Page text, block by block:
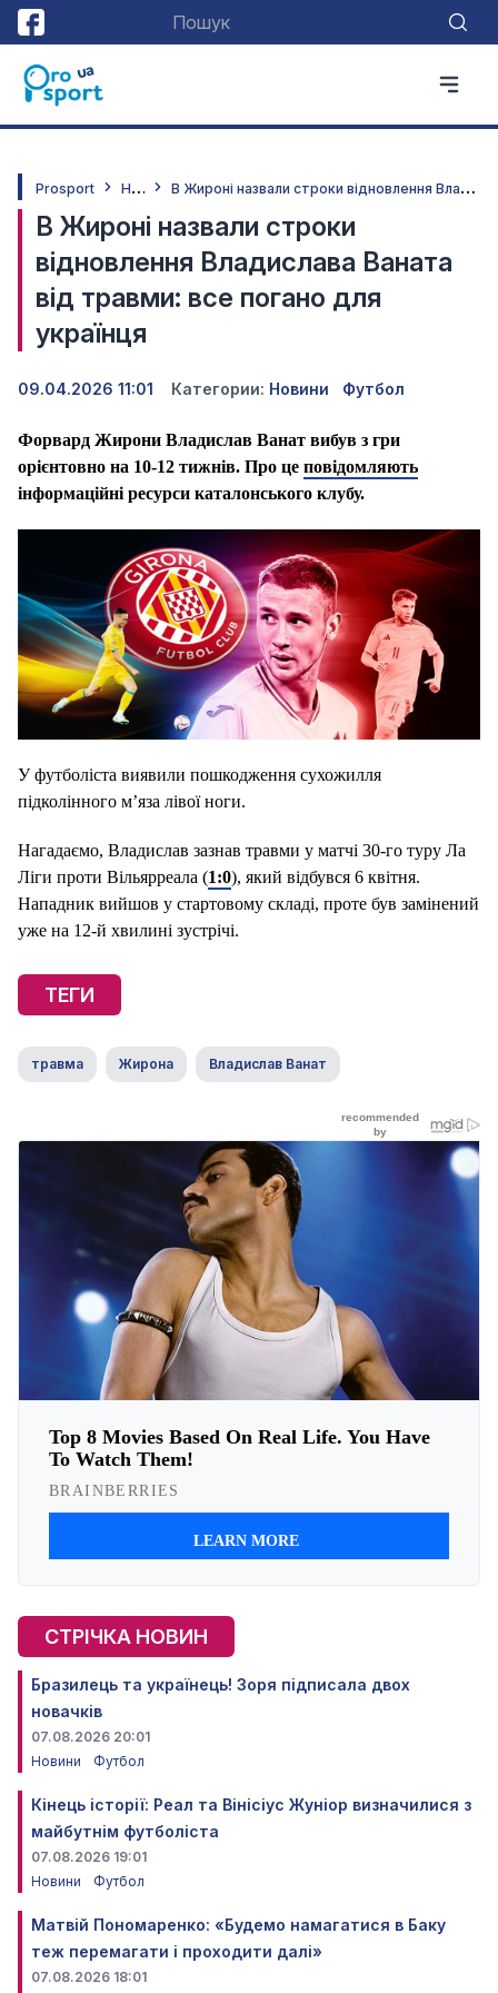
Prosport Н
овини В
Жироні назвали строки відновлення Владислава Ваната від травми: все погано для українця
В Жироні назвали строки
відновлення Владислава Ваната
від травми: все погано для
українця
09.04.2026 11:01 Категории: Новини Футбол
Форвард Жирони Владислав Ванат вибув з гри
орієнтовно на 10-12 тижнів. Про це повідомляють
інформаційні ресурси каталонського клубу.
У футболіста виявили пошкодження сухожилля
підколінного м’яза лівої ноги.
Нагадаємо, Владислав зазнав травми у матчі 30-го туру Ла
Ліги проти Вільярреала (1:0), який відбувся 6 квітня.
Нападник вийшов у стартовому складі, проте був замінений
уже на 12-й хвилині зустрічі.
ТЕГИ
травма Жирона Владислав Ванат
СТРІЧКА НОВИН
Бразилець та українець! Зоря підписала двох
новачків
07.08.2026 20:01
Новини
Футбол
Кінець історії: Реал та Вінісіус Жуніор визначилися з
майбутнім футболіста
07.08.2026 19:01
Новини
Футбол
Матвій Пономаренко: «Будемо намагатися в Баку
теж перемагати і проходити далі»
07.08.2026 18:01